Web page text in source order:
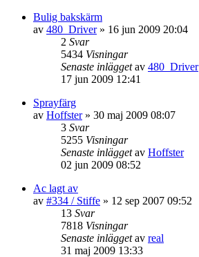
Bulig bakskärm
av 480_Driver» 16 jun 2009 20:04
2 Svar
5434 Visningar
Senaste inläggetav 480_Driver
17 jun 2009 12:41
Sprayfärg
av Hoffster» 30 maj 2009 08:07
3 Svar
5255 Visningar
Senaste inläggetav Hoffster
02 jun 2009 08:52
Ac lagt av
av #334 / Stiffe » 12 sep 2007 09:52
13 Svar
7818 Visningar
Senaste inläggetav real
31 maj 2009 13:33